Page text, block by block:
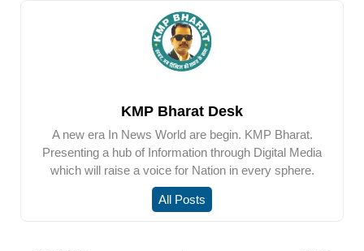
KMP Bharat Desk
A new era In News World are begin. KMP Bharat.
Presenting a hub of Information through Digital Media
which will raise a voice for Nation in every sphere.
All Posts